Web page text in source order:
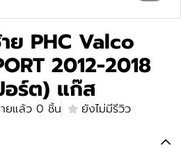
ย PHC Valco
2012-2018
ร์ต) แก๊ส
ยแล้ว 0 ชิ้น
ยังไม่มีรีวิว